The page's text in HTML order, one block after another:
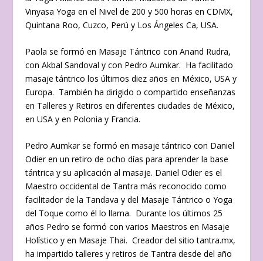
Vinyasa Yoga en el Nivel de 200 y 500 horas en CDMX,
Quintana Roo, Cuzco, Perú y Los Ángeles Ca, USA.
Paola se formó en Masaje Tántrico con Anand Rudra,
con Akbal Sandoval y con Pedro Aumkar. Ha facilitado
masaje tántrico los últimos diez años en México, USA y
Europa. También ha dirigido o compartido enseñanzas
en Talleres y Retiros en diferentes ciudades de México,
en USA y en Polonia y Francia.
Pedro Aumkar se formó en masaje tántrico con Daniel
Odier en un retiro de ocho días para aprender la base
tántrica y su aplicación al masaje. Daniel Odier es el
Maestro occidental de Tantra más reconocido como
facilitador de la Tandava y del Masaje Tántrico o Yoga
del Toque como él lo llama. Durante los últimos 25
años Pedro se formó con varios Maestros en Masaje
Holístico y en Masaje Thai. Creador del sitio tantra.mx,
ha impartido talleres y retiros de Tantra desde del año